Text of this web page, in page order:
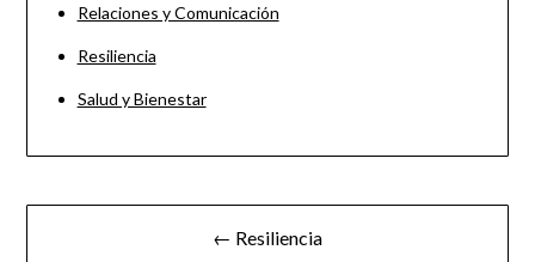
Relaciones y Comunicación
Resiliencia
Salud y Bienestar
← Resiliencia